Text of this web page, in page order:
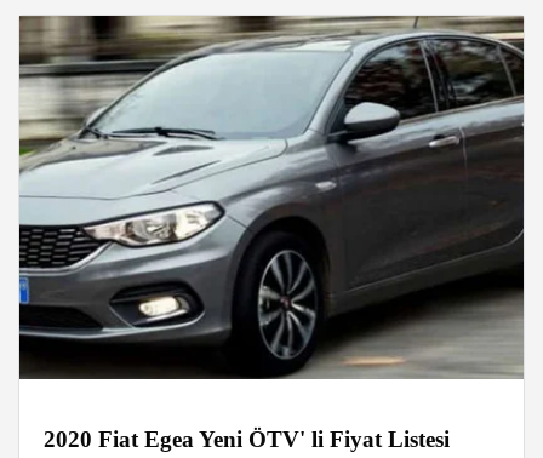
2020 Fiat Egea Yeni ÖTV' li Fiyat Listesi